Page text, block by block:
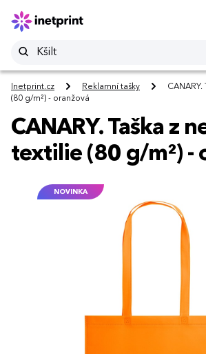
Inetprint.cz Reklamní tašky
(80 g/m²) - oranžová
CANARY. Taška z
textilie (80 g/m²) -
NOVINKA